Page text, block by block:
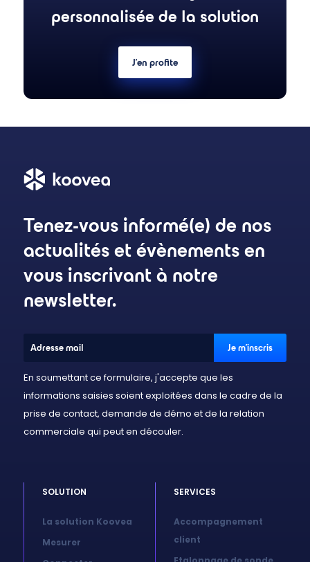
personnalisée de la solution
J'en profite
Tenez-vous informé(e) de nos
actualités et évènements en
vous inscrivant à notre
newsletter.
En soumettant ce formulaire, j'accepte que les
informations saisies soient exploitées dans le cadre de la
prise de contact, demande de démo et de la relation
commerciale qui peut en découler.
SOLUTION
La solution Koovea
Mesurer
SERVICES
Accompagnement
client